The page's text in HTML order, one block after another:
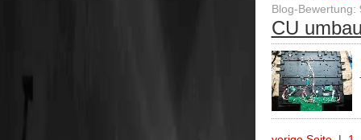
Blog-Bewertung:
CU